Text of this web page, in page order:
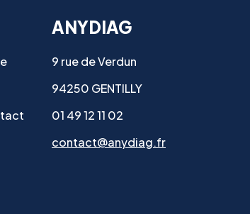
ANYDIAG
9 rue de Verdun
94250 GENTILLY
01 49 12 11 02
contact@anydiag.fr